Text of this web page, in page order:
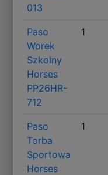
013
Paso
Worek
Szkolny
Horses
PP26HR-
712
1
Paso
Torba
Sportowa
Horses
1